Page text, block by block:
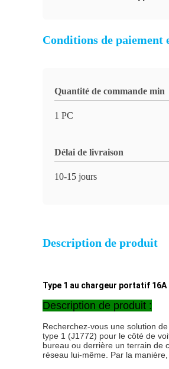
Conditions de paiement
Quantité de commande min
1 PC
Délai de livraison
10-15 jours
Description de produit
Type 1 au chargeur portatif
Description de produit :
Recherchez-vous une solution
type 1 (J1772) pour le côté de
bureau ou derrière un terrain de
réseau lui-même. Par la